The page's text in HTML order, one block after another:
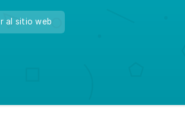
Ir al sitio web